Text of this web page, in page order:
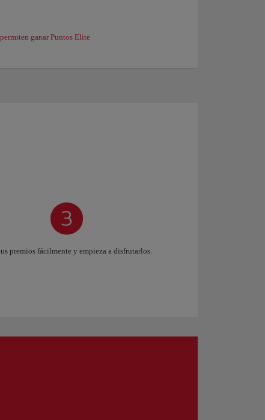
ganar Puntos Elite
premios fácilmente y empieza a disfrutarlos.